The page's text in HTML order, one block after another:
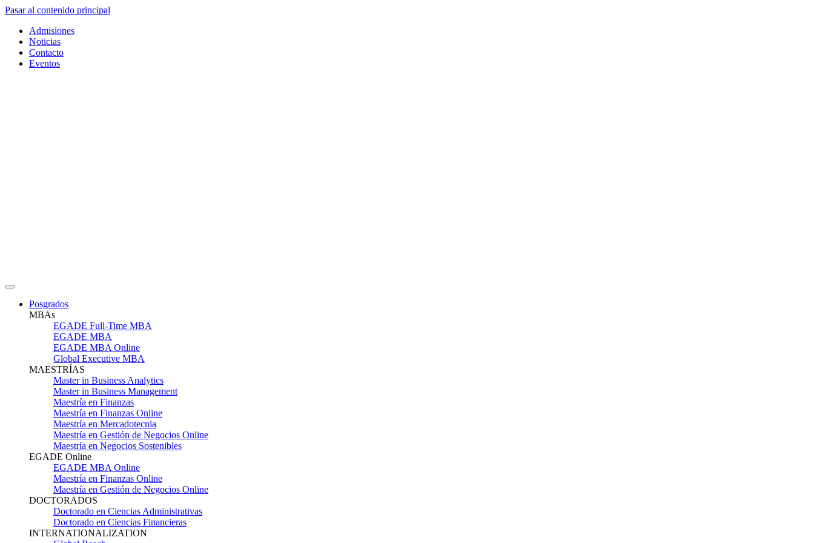
Pasar al contenido principal
Admisiones
Noticias
Contacto
Eventos
Posgrados
MBAs
EGADE Full-Time MBA
EGADE MBA
EGADE MBA Online
Global Executive MBA
MAESTRÍAS
Master in Business Analytics
Master in Business Management
Maestría en Finanzas
Maestría en Finanzas Online
Maestría en Mercadotecnia
Maestría en Gestión de Negocios Online
Maestría en Negocios Sostenibles
EGADE Online
EGADE MBA Online
Maestría en Finanzas Online
Maestría en Gestión de Negocios Online
DOCTORADOS
Doctorado en Ciencias Administrativas
Doctorado en Ciencias Financieras
INTERNATIONALIZATION